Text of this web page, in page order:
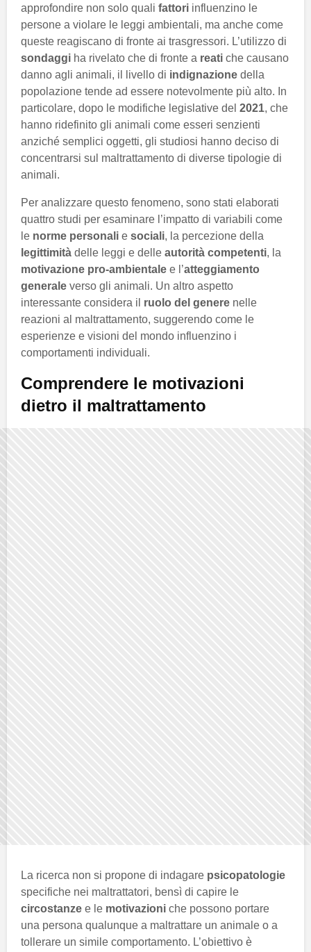
approfondire non solo quali fattori influenzino le
persone a violare le leggi ambientali, ma anche come
queste reagiscano di fronte ai trasgressori. L’utilizzo di
sondaggi ha rivelato che di fronte a reati che causano
danno agli animali, il livello di indignazione della
popolazione tende ad essere notevolmente più alto. In
particolare, dopo le modifiche legislative del 2021, che
hanno ridefinito gli animali come esseri senzienti
anziché semplici oggetti, gli studiosi hanno deciso di
concentrarsi sul maltrattamento di diverse tipologie di
animali.
Per analizzare questo fenomeno, sono stati elaborati
quattro studi per esaminare l’impatto di variabili come
le norme personali e sociali, la percezione della
legittimità delle leggi e delle autorità competenti, la
motivazione pro-ambientale e l’atteggiamento
generale verso gli animali. Un altro aspetto
interessante considera il ruolo del genere nelle
reazioni al maltrattamento, suggerendo come le
esperienze e visioni del mondo influenzino i
comportamenti individuali.
Comprendere le motivazioni
dietro il maltrattamento
La ricerca non si propone di indagare psicopatologie
specifiche nei maltrattatori, bensì di capire le
circostanze e le motivazioni che possono portare
una persona qualunque a maltrattare un animale o a
tollerare un simile comportamento. L’obiettivo è